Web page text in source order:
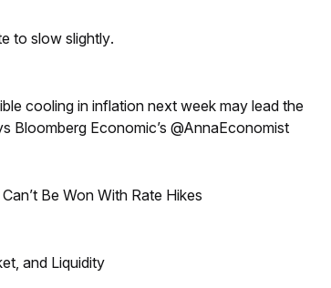
to slow slightly.
cooling in inflation next week may lead the
Bloomberg Economic’s @AnnaEconomist
Be Won With Rate Hikes
and Liquidity